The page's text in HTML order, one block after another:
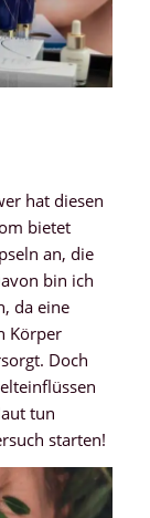
hat diesen
bietet
an, die
bin ich
da eine
Körper
Doch
tun
starten!